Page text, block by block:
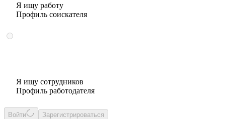
Я ищу работу
Профиль соискателя
Я ищу сотрудников
Профиль работодателя
Войти Зарегистрироваться